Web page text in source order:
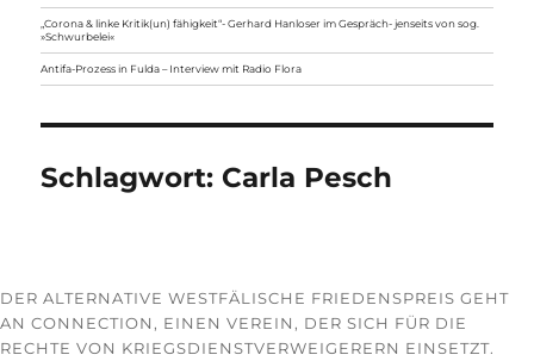
„Corona & linke Kritik(un) fähigkeit“- Gerhard Hanloser im Gespräch- jenseits von sog.
»Schwurbelei«
Antifa-Prozess in Fulda – Interview mit Radio Flora
Schlagwort: Carla Pesch
DER ALTERNATIVE WESTFÄLISCHE FRIEDENS­PREIS GEHT
AN CONNECTION, EINEN VEREIN, DER SICH FÜR DIE
RECHTE VON KRIEGS­DIENST­VERWEIGERERN EINSETZT.